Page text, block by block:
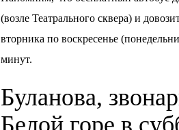
(возле Театрального сквера) и
вторника по воскресенье
минут.
Буланова,
Белой горе в